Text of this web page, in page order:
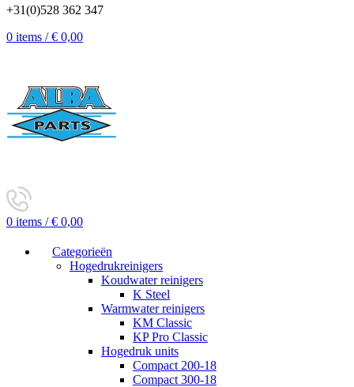
+31(0)528 362 347
0 items / € 0,00
0 items / € 0,00
Categorieën
Hogedrukreinigers
Koudwater reinigers
K Steel
Warmwater reinigers
KM Classic
KP Pro Classic
Hogedruk units
Compact 200-18
Compact 300-18